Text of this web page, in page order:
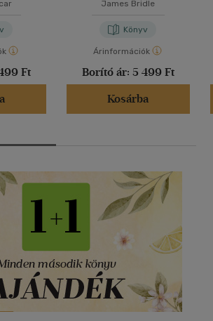
Ft
James Bridle
Könyv
Árinformációk
Borító ár: 5 499 Ft
Kosárba